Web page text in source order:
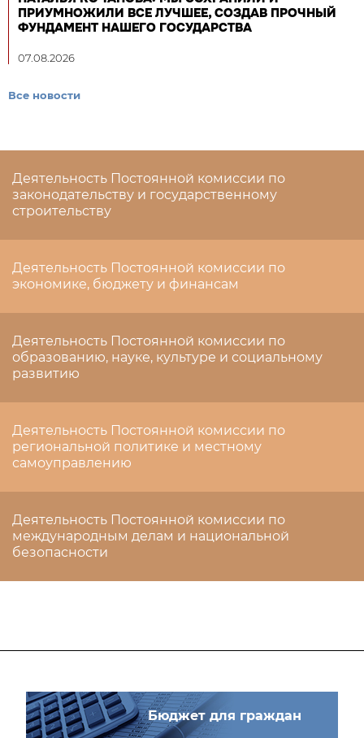
ПРИУМНОЖИЛИ ВСЕ ЛУЧШЕЕ, СОЗДАВ ПРОЧНЫЙ
ФУНДАМЕНТ НАШЕГО ГОСУДАРСТВА
07.08.2026
Все новости
Деятельность Постоянной комиссии по
законодательству и государственному
строительству
Деятельность Постоянной комиссии по
экономике, бюджету и финансам
Деятельность Постоянной комиссии по
образованию, науке, культуре и социальному
развитию
Деятельность Постоянной комиссии по
региональной политике и местному
самоуправлению
Деятельность Постоянной комиссии по
международным делам и национальной
безопасности
Бюджет для граждан